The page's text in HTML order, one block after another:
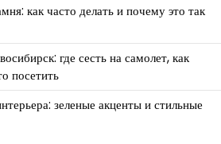
как часто делать и почему это так
где сесть на самолет, как
посетить
зеленые акценты и стильные